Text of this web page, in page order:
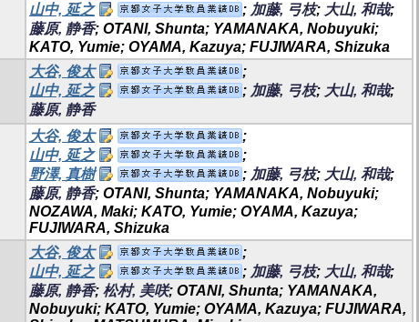
山中, 延之
; 加藤, 弓枝; 大山, 和哉;
藤原, 静香; OTANI, Shunta; YAMANAKA, Nobuyuki;
KATO, Yumie; OYAMA, Kazuya; FUJIWARA, Shizuka
大谷, 俊太
;
山中, 延之
; 加藤, 弓枝; 大山, 和哉;
藤原, 静香
大谷, 俊太
;
山中, 延之
;
野澤, 真樹
; 加藤, 弓枝; 大山, 和哉;
藤原, 静香; OTANI, Shunta; YAMANAKA, Nobuyuki;
NOZAWA, Maki; KATO, Yumie; OYAMA, Kazuya;
FUJIWARA, Shizuka
大谷, 俊太
;
山中, 延之
; 加藤, 弓枝; 大山, 和哉;
藤原, 静香; 松村, 美咲; OTANI, Shunta; YAMANAKA,
Nobuyuki; KATO, Yumie; OYAMA, Kazuya; FUJIWARA,